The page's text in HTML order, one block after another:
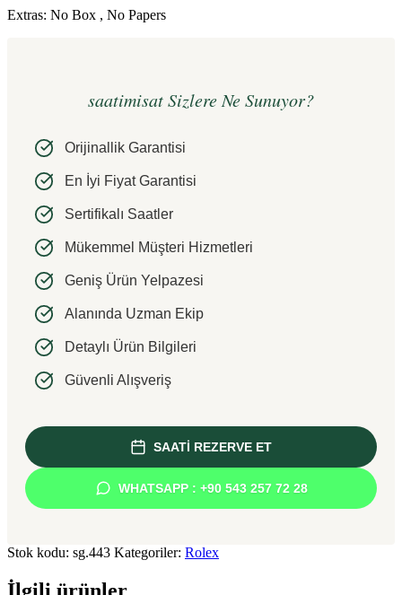
Extras: No Box , No Papers
saatimisat Sizlere Ne Sunuyor?
Orijinallik Garantisi
En İyi Fiyat Garantisi
Sertifikalı Saatler
Mükemmel Müşteri Hizmetleri
Geniş Ürün Yelpazesi
Alanında Uzman Ekip
Detaylı Ürün Bilgileri
Güvenli Alışveriş
SAATİ REZERVE ET
WHATSAPP : +90 543 257 72 28
Stok kodu: sg.443 Kategoriler: Rolex